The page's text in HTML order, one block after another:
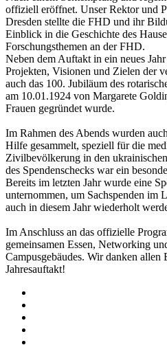
offiziell eröffnet. Unser Rektor und
Dresden stellte die FHD und ihr
Einblick in die Geschichte des
Forschungsthemen an der FHD.
Neben dem Auftakt in ein neues
Projekten, Visionen und Zielen der
auch das 100. Jubiläum des
am 10.01.1924 von Margarete
Frauen gegründet wurde.
Im Rahmen des Abends wurden
Hilfe gesammelt, speziell für die
Zivilbevölkerung in den
des Spendenschecks war ein
Bereits im letzten Jahr wurde eine
unternommen, um Sachspenden im
auch in diesem Jahr wiederholt
Im Anschluss an das offizielle
gemeinsamen Essen, Networking
Campusgebäudes. Wir danken allen
Jahresauftakt!